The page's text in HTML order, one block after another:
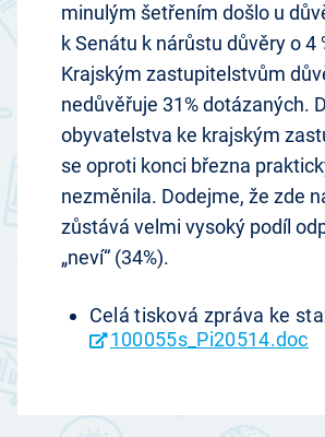
minulým šetřením došlo u
k Senátu k nárůstu důvěry o 4
Krajským zastupitelstvům
nedůvěřuje 31% dotázaných.
obyvatelstva ke krajským
se oproti konci března
nezměnila. Dodejme, že zde
zůstává velmi vysoký podíl
„neví“ (34%).
Celá tisková zpráva ke
100055s_Pi20514.doc